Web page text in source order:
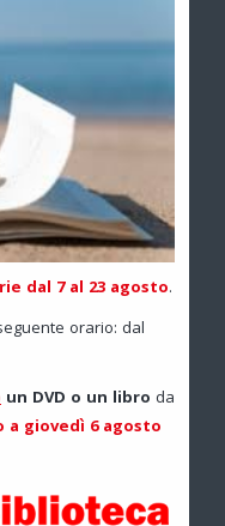
dal 7 al 23 agosto.
orario: dal
un DVD o un libro da
a giovedì 6 agosto